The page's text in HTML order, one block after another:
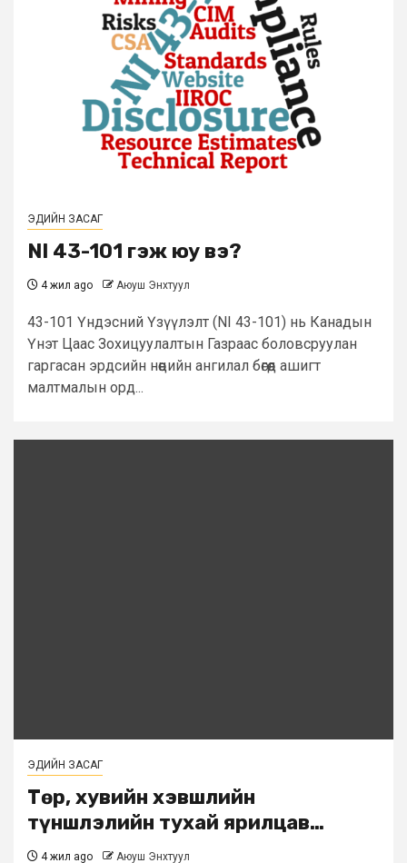
ЭДИЙН ЗАСАГ
NI 43-101 гэж юу вэ?
4 жил ago Аюуш Энхтуул
43-101 Үндэсний Үзүүлэлт (NI 43-101) нь Канадын
Үнэт Цаас Зохицуулалтын Газраас боловсруулан
гаргасан эрдсийн нөөцийн ангилал бөгөөд ашигт
малтмалын орд...
ЭДИЙН ЗАСАГ
Төр, хувийн хэвшлийн
түншлэлийн тухай ярилцав…
4 жил ago Аюуш Энхтуул